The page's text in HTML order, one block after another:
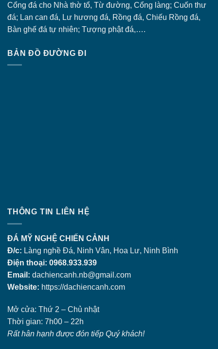
Cổng đá cho Nhà thờ tổ, Từ đường, Cổng làng; Cuốn thư
đá; Lan can đá, Lư hương đá, Rồng đá, Chiếu Rồng đá,
Bàn ghế đá tự nhiên; Tượng phật đá,….
BẢN ĐỒ ĐƯỜNG ĐI
THÔNG TIN LIÊN HỆ
ĐÁ MỸ NGHỆ CHIẾN CẢNH
Đ/c: Làng nghề Đá, Ninh Vân, Hoa Lư, Ninh Bình
Điện thoại: 0968.933.939
Email: dachiencanh.nb@gmail.com
Website: https://dachiencanh.com
Mở cửa: Thứ 2 – Chủ nhật
Thời gian: 7h00 – 22h
Rất hân hạnh được đón tiếp Quý khách!